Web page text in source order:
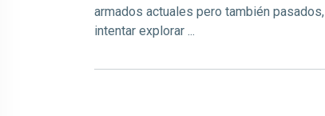
armados actuales pero también
intentar explorar ...